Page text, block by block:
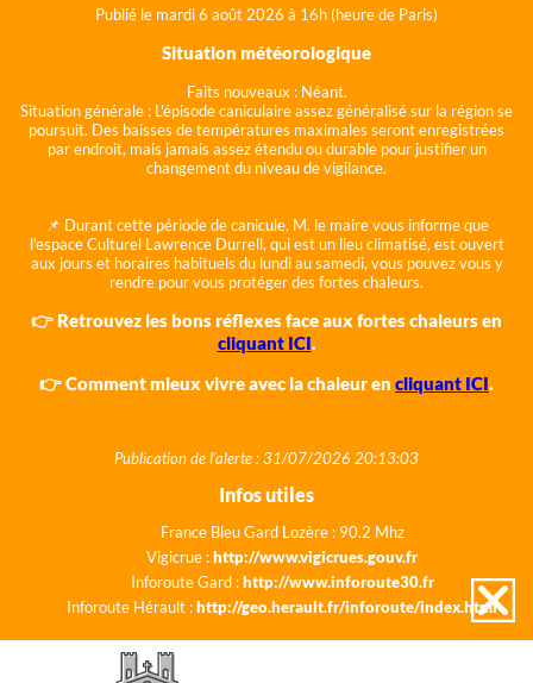
Publié le mardi 6 août 2026 à 16h (heure de Paris)
Situation météorologique
Faits nouveaux : Néant.
Situation générale : L'épisode caniculaire assez généralisé sur la région se
poursuit. Des baisses de températures maximales seront enregistrées
par endroit, mais jamais assez étendu ou durable pour justifier un
changement du niveau de vigilance.
📌 Durant cette période de canicule, M. le maire vous informe que
l'espace Culturel Lawrence Durrell, qui est un lieu climatisé, est ouvert
aux jours et horaires habituels du lundi au samedi, vous pouvez vous y
rendre pour vous protéger des fortes chaleurs.
👉 Retrouvez les bons réflexes face aux fortes chaleurs en
cliquant ICI.
👉 Comment mieux vivre avec la chaleur en cliquant ICI.
Publication de l'alerte : 31/07/2026 20:13:03
Infos utiles
France Bleu Gard Lozère : 90.2 Mhz
Vigicrue :http://www.vigicrues.gouv.fr
Inforoute Gard :http://www.inforoute30.fr
Inforoute Hérault :http://geo.herault.fr/inforoute/index.html